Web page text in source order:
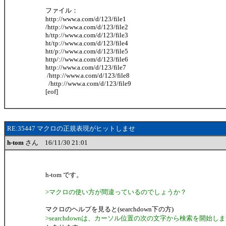
ファイル：
http://www.a.com/d/123/file1
/http://www.a.com/d/123/file2
h/ttp://www.a.com/d/123/file3
ht/tp://www.a.com/d/123/file4
htt/p://www.a.com/d/123/file5
http/://www.a.com/d/123/file6
http://www.a.com/d/123/file7
/http://www.a.com/d/123/file8
/http://www.a.com/d/123/file9
[eof]
RE:35447 マクロの正規表現がヒットしませ
h-tom さん 16/11/30 21:01
h-tom です。
>マクロの使い方が間違っているのでしょうか？
マクロのヘルプを見ると(searchdown下の方)
>searchdownは、カーソル位置の次の文字から検索を開始し